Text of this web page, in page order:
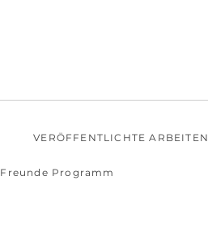
VERÖFFENTLICHTE ARBEITEN
Freunde Programm